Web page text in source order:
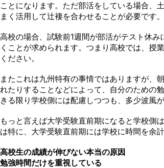
ことになります。ただ部活をしている場合、
まく活用して辻褄を合わせることが必要です。
高校の場合、試験前1週間が部活がテスト休
くことが求められます。つまり高校では、授
ください。
またこれは九州特有の事情ではありますが、
れたりすることなどによって、自分のための
きる限り学校側には配慮しつつも、多少波風
もっと言えば大学受験直前期になると学校側
は特に、大学受験直前期には学校に時間を余
高校生の成績が伸びない本当の原因
勉強時間だけを重視している